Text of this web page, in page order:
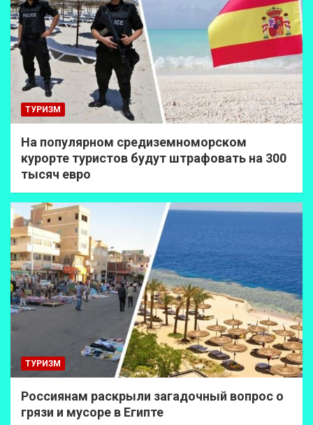
ТУРИЗМ
На популярном средиземноморском
курорте туристов будут штрафовать на 300
тысяч евро
ТУРИЗМ
Россиянам раскрыли загадочный вопрос о
грязи и мусоре в Египте